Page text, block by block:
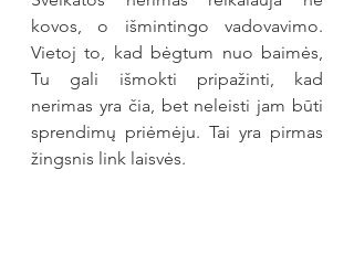
kovos, o išmintingo vadovavimo.
Vietoj to, kad bėgtum nuo baimės,
Tu gali išmokti pripažinti, kad
nerimas yra čia, bet neleisti jam būti
sprendimų priėmėju. Tai yra pirmas
žingsnis link laisvės.